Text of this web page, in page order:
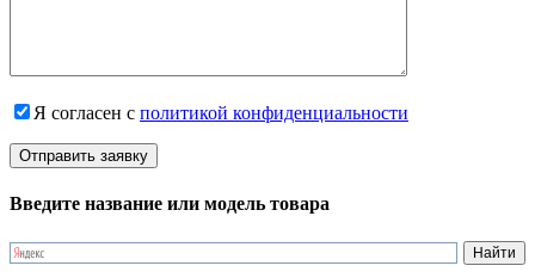
Я согласен с политикой конфиденциальности
Введите название или модель товара